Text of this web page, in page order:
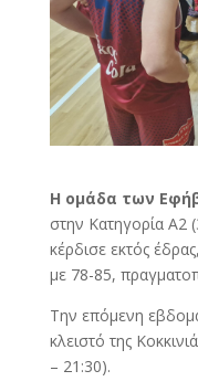
Η ομάδα των
στην Κατηγορία Α2
κέρδισε εκτός
με 78-85,
Την επόμενη
κλειστό της
– 21:30).